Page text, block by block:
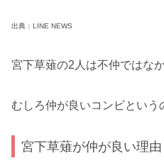
出典：LINE NEWS
宮下草薙の2人は不仲ではなか
むしろ仲が良いコンビという
宮下草薙が仲が良い理由